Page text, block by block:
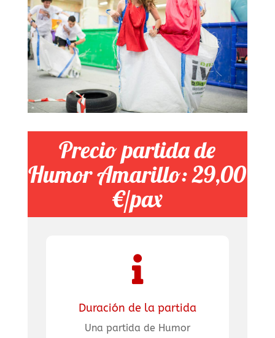
Precio partida de
Humor Amarillo: 29,00
€/pax

Duración de la partida
Una partida de Humor